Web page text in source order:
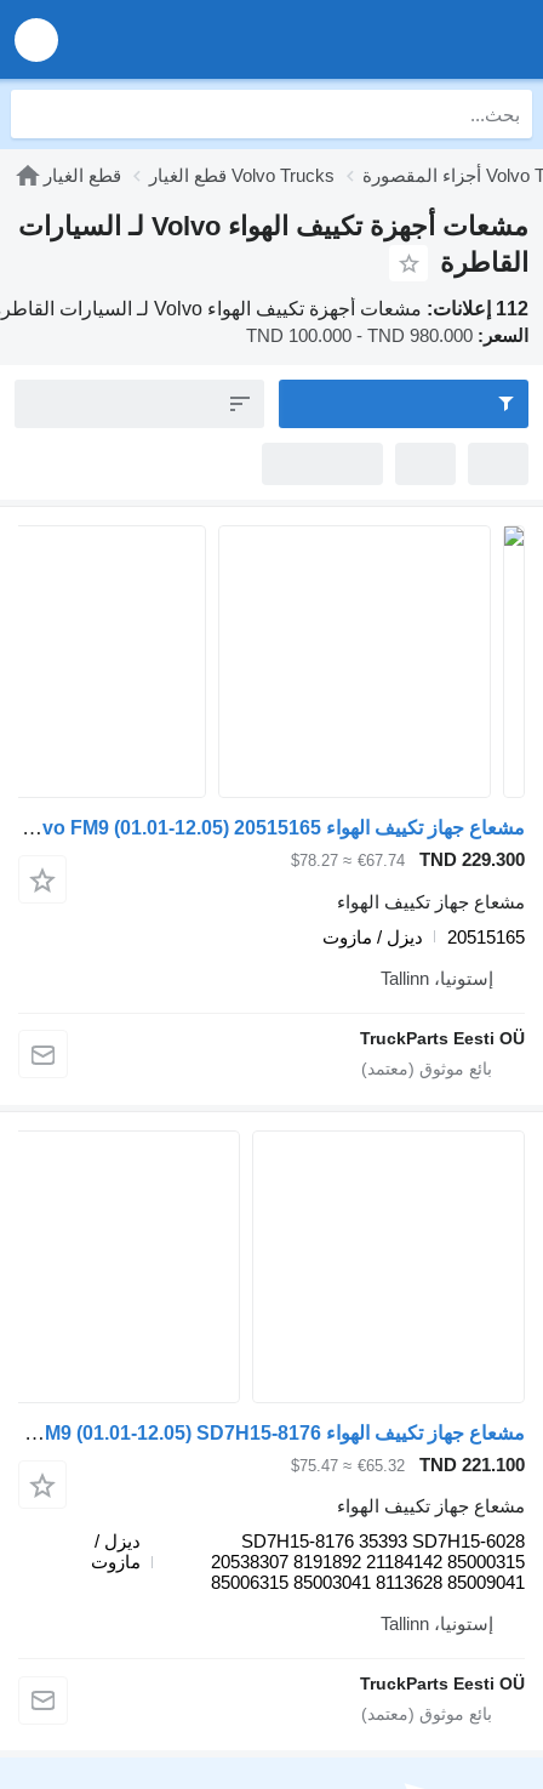
قطع الغيار قطع الغيار Volvo Trucks
مشعات أجهزة تكييف الهواء Volvo لـ السيارات
مشعات أجهزة تكييف الهواء Volvo لـ السيارات القاطرة
TND 100.000 - TND
مشعاع جهاز تكييف الهواء Volvo FM9 (01.01-12.05) 20515165 لـ السيارات القاطرة Volvo FM7-FM12, FM, FMX (1998-2014)
TND
€67.74
≈ $78.27
تكييف الهواء
ديزل / مازوت
TruckParts
مشعاع جهاز تكييف الهواء Volvo FM9 (01.01-12.05) SD7H15-8176 لـ السيارات القاطرة Volvo FM7-FM12, FM, FMX (1998-2014)
TND
€65.32
≈ $75.47
تكييف الهواء
SD7H15-8176 35393
20538307 8191892 21184142
85006315 85003041 8113628
مازوت
TruckParts